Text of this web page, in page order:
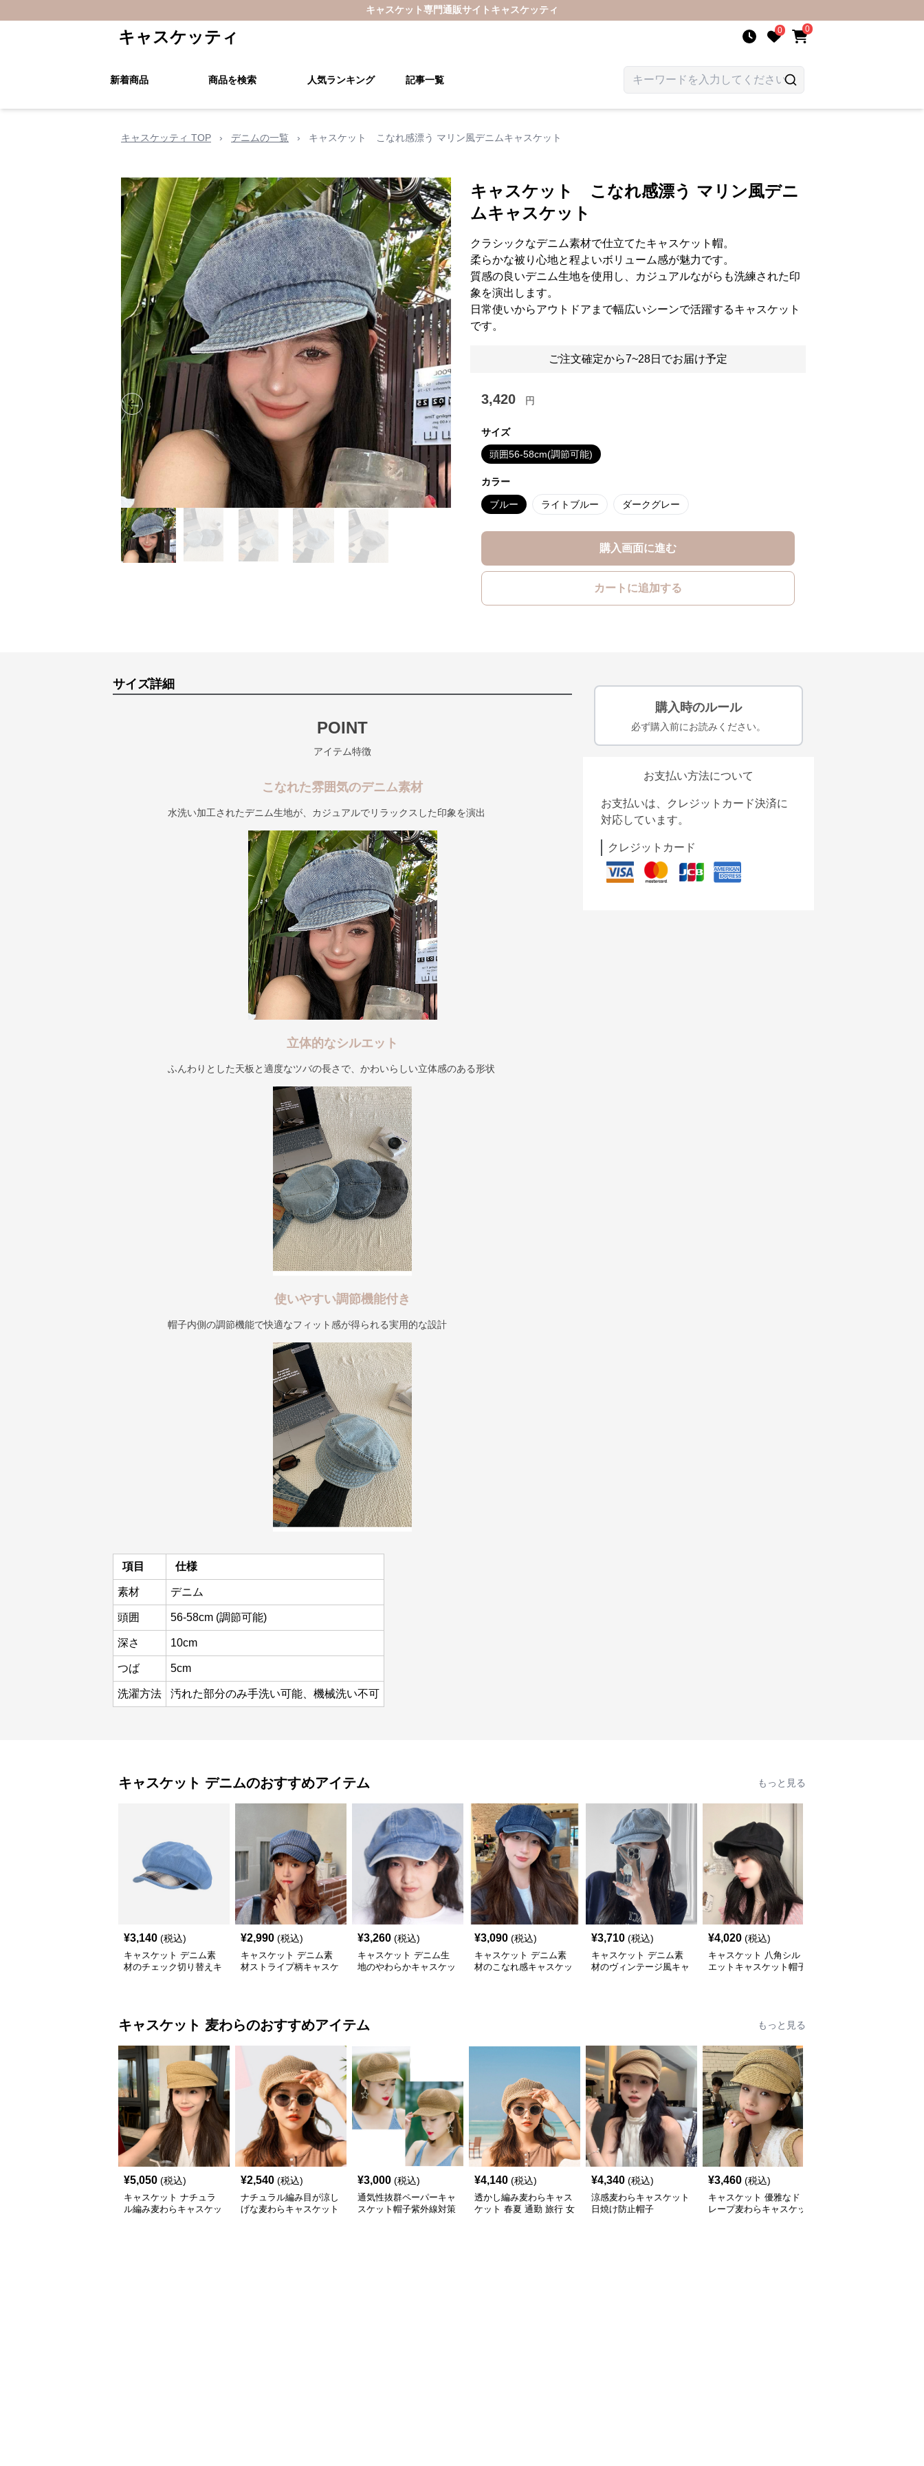
キャスケット専門通販サイト キャスケッティ
キャスケッティ 0 0
新着商品 商品を検索 人気ランキング 記事一覧
キャスケッティ TOP › デニムの一覧 › キャスケット こなれ感漂う マリン風デニムキャスケット
Previous slide Next slide
キャスケット こなれ感漂う マリン風デニ
ムキャスケット
クラシックなデニム素材で仕立てたキャスケット帽。
柔らかな被り心地と程よいボリューム感が魅力です。
質感の良いデニム生地を使用し、カジュアルながらも洗練された印
象を演出します。
日常使いからアウトドアまで幅広いシーンで活躍するキャスケット
です。
ご注文確定から7~28日でお届け予定
3,420 円
サイズ
頭囲56-58cm(調節可能)
カラー
ブルー ライトブルー ダークグレー
購入画面に進む
カートに追加する
サイズ詳細
POINT
アイテム特徴
こなれた雰囲気のデニム素材
水洗い加工されたデニム生地が、カジュアルでリラックスした印象を演出
立体的なシルエット
ふんわりとした天板と適度なツバの長さで、かわいらしい立体感のある形状
使いやすい調節機能付き
帽子内側の調節機能で快適なフィット感が得られる実用的な設計
項目 仕様
素材 デニム
頭囲 56-58cm (調節可能)
深さ 10cm
つば 5cm
洗濯方法 汚れた部分のみ手洗い可能、機械洗い不可
購入時のルール
必ず購入前にお読みください。
お支払い方法について
お支払いは、クレジットカード決済に
対応しています。
クレジットカード
キャスケット デニムのおすすめアイテム もっと見る
¥3,140 (税込)
キャスケット デニム素
材のチェック切り替えキ
¥2,990 (税込)
キャスケット デニム素
材ストライプ柄キャスケ
¥3,260 (税込)
キャスケット デニム生
地のやわらかキャスケッ
¥3,090 (税込)
キャスケット デニム素
材のこなれ感キャスケッ
¥3,710 (税込)
キャスケット デニム素
材のヴィンテージ風キャ
¥4,020 (税込)
キャスケット 八角シル
エットキャスケット帽子
キャスケット 麦わらのおすすめアイテム もっと見る
¥5,050 (税込)
キャスケット ナチュラ
ル編み麦わらキャスケッ
¥2,540 (税込)
ナチュラル編み目が涼し
げな麦わらキャスケット
¥3,000 (税込)
通気性抜群ペーパーキャ
スケット帽子紫外線対策
¥4,140 (税込)
透かし編み麦わらキャス
ケット 春夏 通勤 旅行 女
¥4,340 (税込)
涼感麦わらキャスケット
日焼け防止帽子
¥3,460 (税込)
キャスケット 優雅なド
レープ麦わらキャスケッ